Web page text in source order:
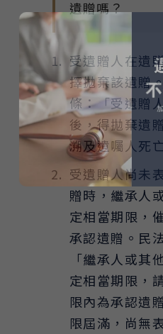
遺贈嗎？
受遺贈人在遺
擇拋棄該遺贈
條：「受遺贈
後，得拋棄遺
溯及遺囑人死
受遺贈人尚未
贈時，繼承人
定相當期限，
承認遺贈。民
「繼承人或其
定相當期限，
限內為承認遺
限屆滿，尚無